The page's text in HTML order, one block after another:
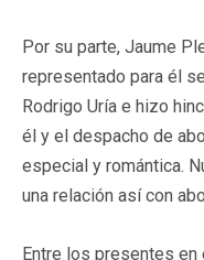
Por su parte, Jaume
representado para él
Rodrigo Uría e hizo
él y el despacho de
especial y romántica.
una relación así con
Entre los presentes en